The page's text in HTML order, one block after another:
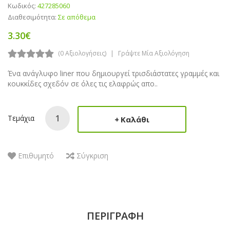
Κωδικός: 427285060
Διαθεσιμότητα: Σε απόθεμα
3.30€
(0 Αξιολογήσεις) Γράψτε Μία Αξιολόγηση
Ένα ανάγλυφο liner που δημιουργεί τρισδιάστατες γραμμές και
κουκκίδες σχεδόν σε όλες τις ελαφρώς απο..
Τεμάχια Καλάθι
Επιθυμητό Σύγκριση
ΠΕΡΙΓΡΑΦΉ